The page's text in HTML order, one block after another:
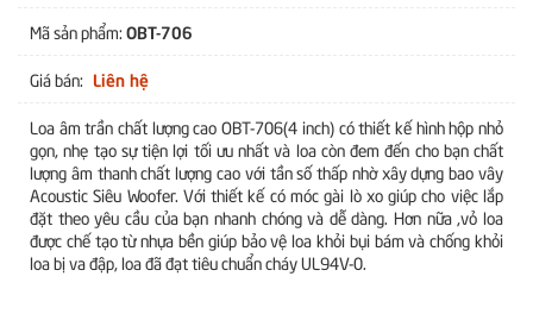
Mã sản phẩm: OBT-706
Giá bán: Liên hệ
Loa âm trần chất lượng cao OBT-706(4 inch) có thiết kế hình hộp nhỏ
gọn, nhẹ tạo sự tiện lợi tối ưu nhất và loa còn đem đến cho bạn chất
lượng âm thanh chất lượng cao với tần số thấp nhờ xây dựng bao vây
Acoustic Siêu Woofer. Với thiết kế có móc gài lò xo giúp cho việc lắp
đặt theo yêu cầu của bạn nhanh chóng và dễ dàng. Hơn nữa ,vỏ loa
được chế tạo từ nhựa bền giúp bảo vệ loa khỏi bụi bám và chống khỏi
loa bị va đập, loa đã đạt tiêu chuẩn cháy UL94V-0.